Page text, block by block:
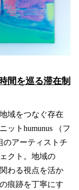
間を巡る滞在制
域をつなぐ存在
ットhumunus （フ
のアーティストチ
クト。地域の
わる視点を活か
痕跡を丁寧にす